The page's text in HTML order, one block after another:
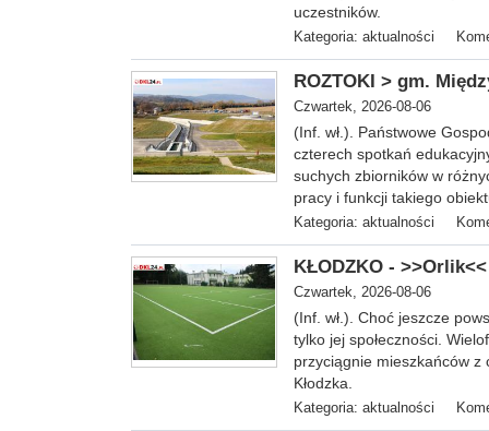
uczestników.
Kategoria: aktualności
ROZTOKI > gm.
Czwartek, 2026-08-06
(Inf. wł.). Państwowe
czterech spotkań
suchych zbiorników w
pracy i funkcji takiego
Kategoria: aktualności
KŁODZKO -
Czwartek, 2026-08-06
(Inf. wł.). Choć jeszcze
tylko jej społeczności.
przyciągnie mieszkańców z
Kłodzka.
Kategoria: aktualności